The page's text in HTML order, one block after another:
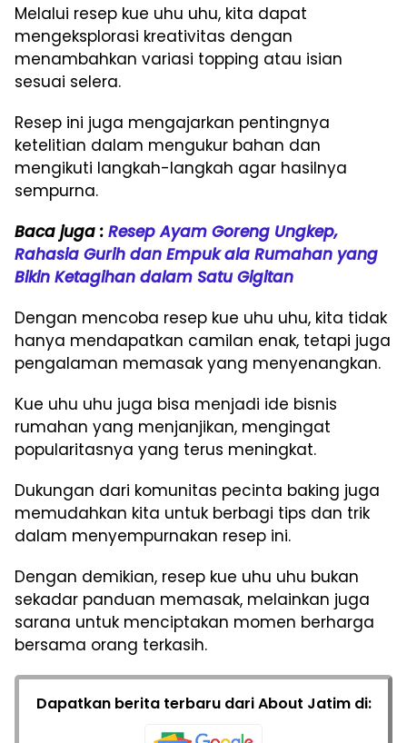
Melalui resep kue uhu uhu, kita dapat
mengeksplorasi kreativitas dengan
menambahkan variasi topping atau isian
sesuai selera.
Resep ini juga mengajarkan pentingnya
ketelitian dalam mengukur bahan dan
mengikuti langkah-langkah agar hasilnya
sempurna.
Baca juga : Resep Ayam Goreng Ungkep,
Rahasia Gurih dan Empuk ala Rumahan yang
Bikin Ketagihan dalam Satu Gigitan
Dengan mencoba resep kue uhu uhu, kita tidak
hanya mendapatkan camilan enak, tetapi juga
pengalaman memasak yang menyenangkan.
Kue uhu uhu juga bisa menjadi ide bisnis
rumahan yang menjanjikan, mengingat
popularitasnya yang terus meningkat.
Dukungan dari komunitas pecinta baking juga
memudahkan kita untuk berbagi tips dan trik
dalam menyempurnakan resep ini.
Dengan demikian, resep kue uhu uhu bukan
sekadar panduan memasak, melainkan juga
sarana untuk menciptakan momen berharga
bersama orang terkasih.
Dapatkan berita terbaru dari About Jatim di: